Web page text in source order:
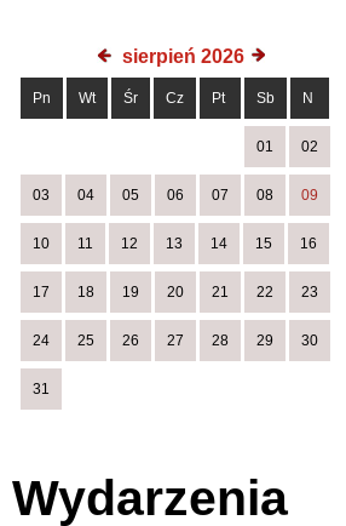
sierpień 2026
Pn Wt Śr Cz Pt Sb N
01 02
03 04 05 06 07 08 09
10 11 12 13 14 15 16
17 18 19 20 21 22 23
24 25 26 27 28 29 30
31
Wydarzenia